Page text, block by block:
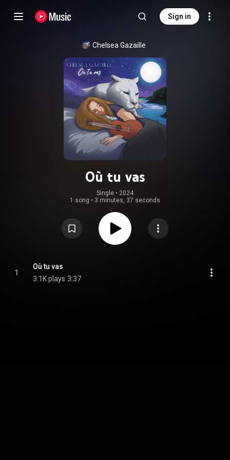
Sign in
Chelsea Gazaille
Où tu vas
Single • 2024
1 song • 3 minutes, 37 seconds
1
Où tu vas
3.1K plays 3:37